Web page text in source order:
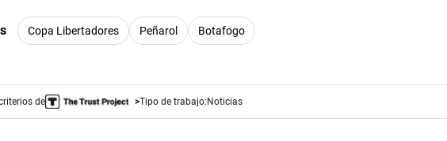
Copa Libertadores Peñarol Botafogo
de Tipo de trabajo:Noticias